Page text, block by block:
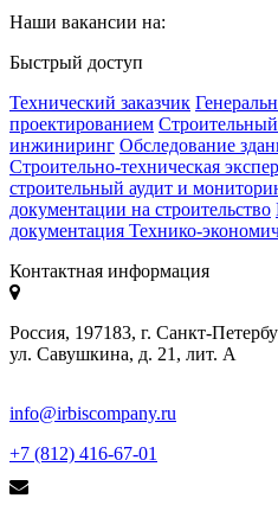
Наши вакансии на:
Быстрый доступ
Технический заказчик
проектированием
инжиниринг Обследование
Строительно-техническая
строительный аудит и
документации на строительство
документация Технико-
Контактная информация
Россия, 197183, г. Санкт-
ул. Савушкина, д. 21, лит. А
info@irbiscompany.ru
+7 (812) 416-67-01